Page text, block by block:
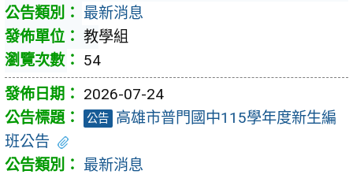
最新消息
教學組
54
2026-07-24
公告 高雄市普門國中115學年度新生編
班公告
最新消息